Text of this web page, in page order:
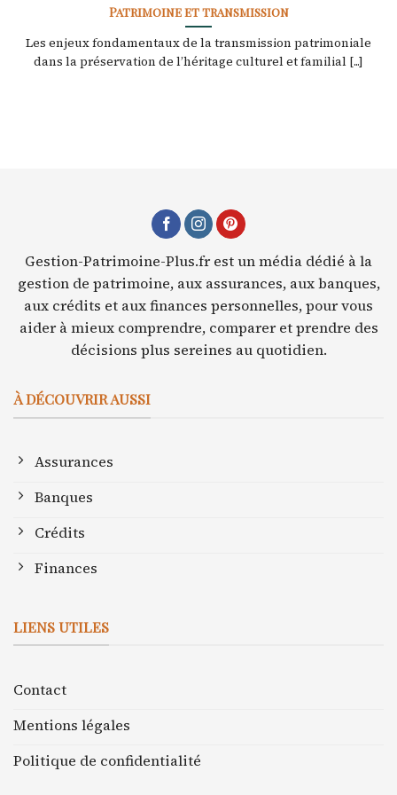
Patrimoine et transmission
Les enjeux fondamentaux de la transmission patrimoniale
dans la préservation de l’héritage culturel et familial [...]
Gestion-Patrimoine-Plus.fr est un média dédié à la
gestion de patrimoine, aux assurances, aux banques,
aux crédits et aux finances personnelles, pour vous
aider à mieux comprendre, comparer et prendre des
décisions plus sereines au quotidien.
À DÉCOUVRIR AUSSI
Assurances
Banques
Crédits
Finances
LIENS UTILES
Contact
Mentions légales
Politique de confidentialité